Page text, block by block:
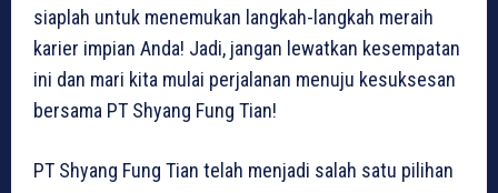
siaplah untuk menemukan langkah-langkah meraih
karier impian Anda! Jadi, jangan lewatkan kesempatan
ini dan mari kita mulai perjalanan menuju kesuksesan
bersama PT Shyang Fung Tian!
PT Shyang Fung Tian telah menjadi salah satu pilihan